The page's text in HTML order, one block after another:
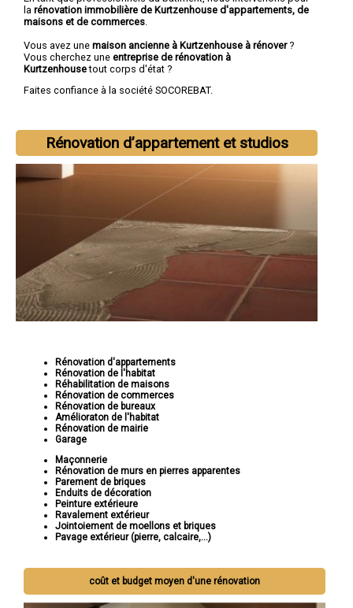
la rénovation immobilière de Kurtzenhouse d'appartements, de
maisons et de commerces
Vous avez une maison ancienne à Kurtzenhouse à rénover?
Vous cherchez une entreprise de rénovation à
Kurtzenhousetout corps d'état ?
Faites confiance à la société SOCOREBAT.
Rénovation d’appartement et studios
Rénovation d'appartements
Rénovation de l'habitat
Réhabilitation de maisons
Rénovation de commerces
Rénovation de bureaux
Amélioraton de l'habitat
Rénovation de mairie
Garage
Maçonnerie
Rénovation de murs en pierres apparentes
Parement de briques
Enduits de décoration
Peinture extérieure
Ravalement extérieur
Jointoiement de moellons et briques
Pavage extérieur (pierre, calcaire,...)
coût et budget moyen d'une rénovation